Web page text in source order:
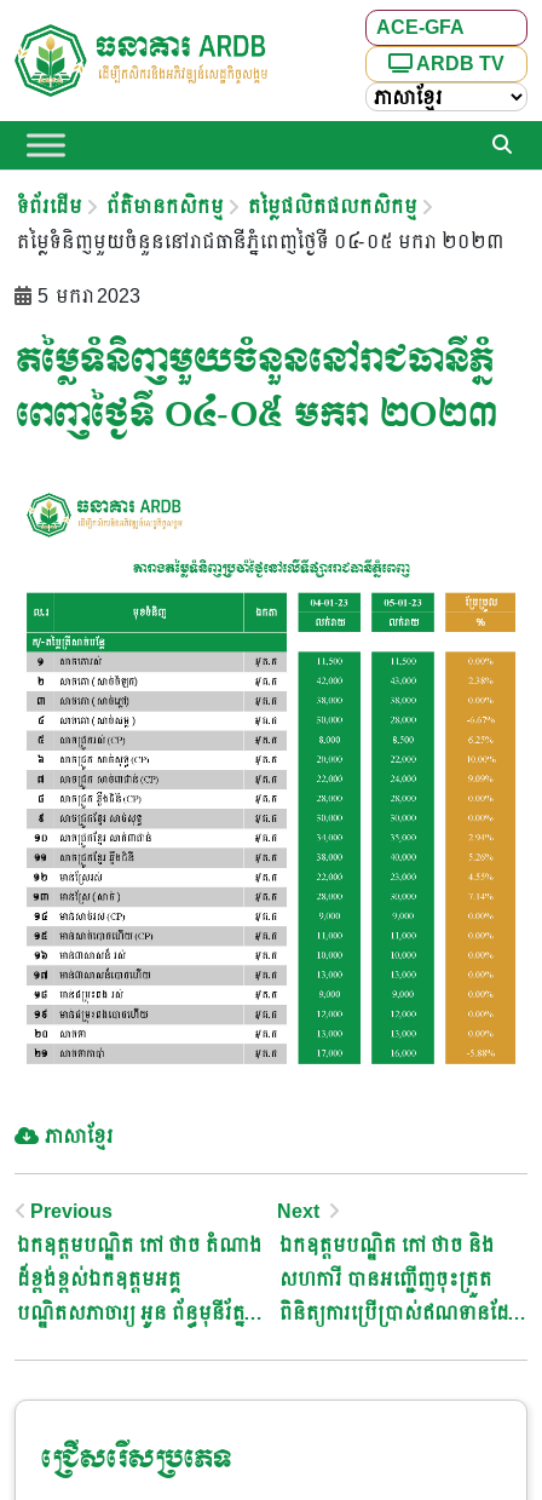
ACE-GFA
ARDB TV
ទំព័រដើម ព័ត៌មានកសិកម្ម
តម្លៃផលិតផលកសិកម្ម
តម្លៃទំនិញមួយចំនួននៅរាជធានីភ្នំពេញថ្ងៃទី ០៤-០៥ មករា ២០២៣
5 មករា 2023
តម្លៃទំនិញមួយចំនួននៅរាជធានីភ្នំ
ពេញថ្ងៃទី ០៤-០៥ មករា ២០២៣
ភាសាខ្មែរ
Post
Navigation
Previous
ឯកឧត្តមបណ្ឌិត កៅ ថាច តំណាង
ដ៏ខ្ពង់ខ្ពស់ឯកឧត្តមអគ្គ
បណ្ឌិតសភាចារ្យ អូន ព័ន្ធមុនីរ័ត្ន
២០២២-២០២៣
Next
ឯកឧត្តមបណ្ឌិត កៅ ថាច និង
សហការី បានអញ្ជើញចុះត្រួត
ពិនិត្យការប្រើប្រាស់ឥណទានដែល
ជ្រើសរើសប្រភេទ